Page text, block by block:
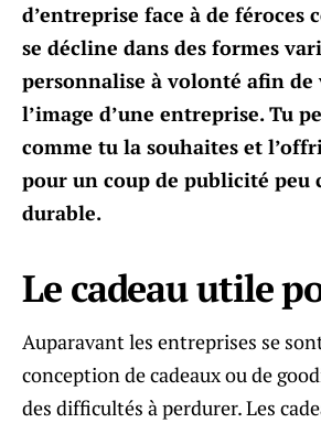
d’entreprise face à de féroces
se décline dans des formes
personnalise à volonté afin
l’image d’une entreprise. Tu
comme tu la souhaites et
pour un coup de publicité peu
durable.
Le cadeau utile
Auparavant les entreprises se
conception de cadeaux ou de
des difficultés à perdurer. Les